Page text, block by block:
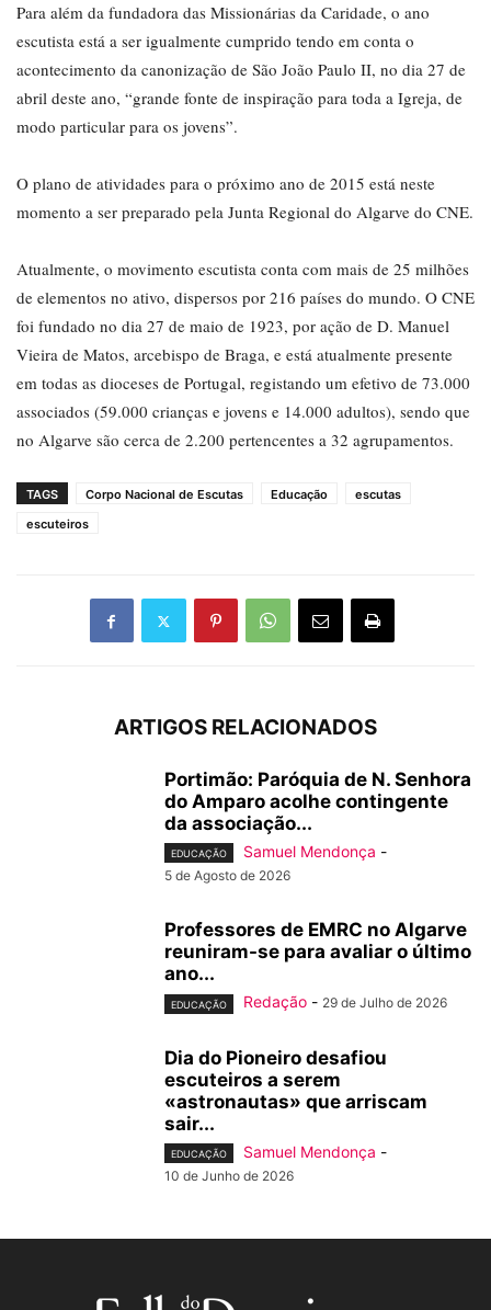
Para além da fundadora das Missionárias da Caridade, o ano
escutista está a ser igualmente cumprido tendo em conta o
acontecimento da canonização de São João Paulo II, no dia 27 de
abril deste ano, “grande fonte de inspiração para toda a Igreja, de
modo particular para os jovens”.
O plano de atividades para o próximo ano de 2015 está neste
momento a ser preparado pela Junta Regional do Algarve do CNE.
Atualmente, o movimento escutista conta com mais de 25 milhões
de elementos no ativo, dispersos por 216 países do mundo. O CNE
foi fundado no dia 27 de maio de 1923, por ação de D. Manuel
Vieira de Matos, arcebispo de Braga, e está atualmente presente
em todas as dioceses de Portugal, registando um efetivo de 73.000
associados (59.000 crianças e jovens e 14.000 adultos), sendo que
no Algarve são cerca de 2.200 pertencentes a 32 agrupamentos.
TAGS Corpo Nacional de Escutas Educação
escutas
escuteiros
ARTIGOS RELACIONADOS
Portimão: Paróquia de N. Senhora
do Amparo acolhe contingente
da associação...
EDUCAÇÃO Samuel Mendonça -
5 de Agosto de 2026
Professores de EMRC no Algarve
reuniram-se para avaliar o último
ano...
EDUCAÇÃO Redação - 29 de Julho de 2026
Dia do Pioneiro desafiou
escuteiros a serem
«astronautas» que arriscam
sair...
EDUCAÇÃO Samuel Mendonça -
10 de Junho de 2026